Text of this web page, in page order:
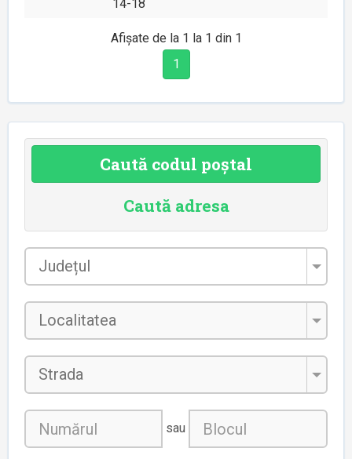
14-18
Afișate de la 1 la 1 din 1
1
Caută codul poștal
Caută adresa
Județul
Localitatea
Strada
sau